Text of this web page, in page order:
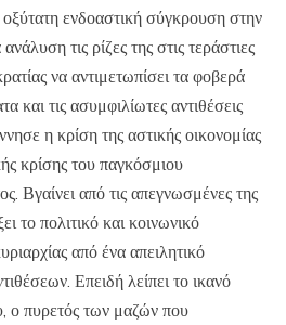
ενδοαστική σύγκρουση στην
τις ρίζες της στις τεράστιες
να αντιμετωπίσει τα φοβερά
και τις ασυμφιλίωτες αντιθέσεις
η κρίση της αστικής οικονομίας
κρίσης του παγκόσμιου
Βγαίνει από τις απεγνωσμένες της
το πολιτικό και κοινωνικό
από ένα απειλητικό
Επειδή λείπει το ικανό
ο πυρετός των μαζών που